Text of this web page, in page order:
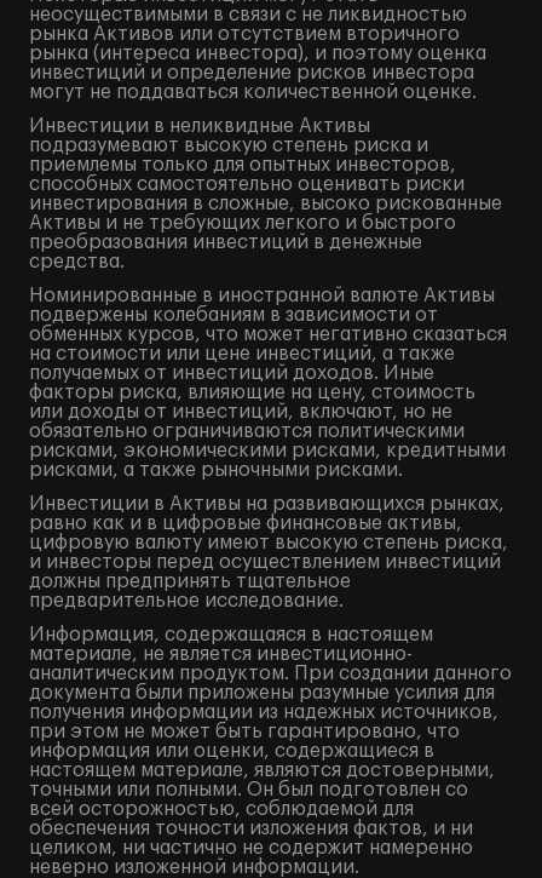
неосуществимыми в связи с не ликвидностью
рынка Активов или отсутствием вторичного
рынка (интереса инвестора), и поэтому оценка
инвестиций и определение рисков инвестора
могут не поддаваться количественной оценке.
Инвестиции в неликвидные Активы
подразумевают высокую степень риска и
приемлемы только для опытных инвесторов,
способных самостоятельно оценивать риски
инвестирования в сложные, высоко рискованные
Активы и не требующих легкого и быстрого
преобразования инвестиций в денежные
средства.
Номинированные в иностранной валюте Активы
подвержены колебаниям в зависимости от
обменных курсов, что может негативно сказаться
на стоимости или цене инвестиций, а также
получаемых от инвестиций доходов. Иные
факторы риска, влияющие на цену, стоимость
или доходы от инвестиций, включают, но не
обязательно ограничиваются политическими
рисками, экономическими рисками, кредитными
рисками, а также рыночными рисками.
Инвестиции в Активы на развивающихся рынках,
равно как и в цифровые финансовые активы,
цифровую валюту имеют высокую степень риска,
и инвесторы перед осуществлением инвестиций
должны предпринять тщательное
предварительное исследование.
Информация, содержащаяся в настоящем
материале, не является инвестиционно-
аналитическим продуктом. При создании данного
документа были приложены разумные усилия для
получения информации из надежных источников,
при этом не может быть гарантировано, что
информация или оценки, содержащиеся в
настоящем материале, являются достоверными,
точными или полными. Он был подготовлен со
всей осторожностью, соблюдаемой для
обеспечения точности изложения фактов, и ни
целиком, ни частично не содержит намеренно
неверно изложенной информации.